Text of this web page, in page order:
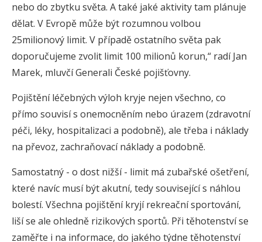
nebo do zbytku světa. A také jaké aktivity tam plánuje
dělat. V Evropě může být rozumnou volbou
25milionový limit. V případě ostatního světa pak
doporučujeme zvolit limit 100 milionů korun,“ radí Jan
Marek, mluvčí Generali České pojišťovny.
Pojištění léčebných výloh kryje nejen všechno, co
přímo souvisí s onemocněním nebo úrazem (zdravotní
péči, léky, hospitalizaci a podobně), ale třeba i náklady
na převoz, zachraňovací náklady a podobně.
Samostatný - o dost nižší - limit má zubařské ošetření,
které navíc musí být akutní, tedy související s náhlou
bolestí. Všechna pojištění kryjí rekreační sportování,
liší se ale ohledně rizikových sportů. Při těhotenství se
zaměřte i na informace, do jakého týdne těhotenství